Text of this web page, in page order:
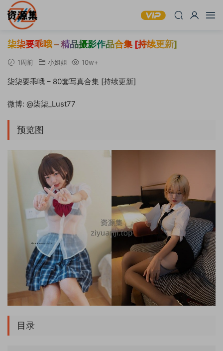
柒柒要乖哦 – 精品摄影作品合集 [持续更新]
1周前 小姐姐 10w+
柒柒要乖哦 – 80套写真合集 [持续更新]
微博: @柒柒_Lust77
预览图
目录